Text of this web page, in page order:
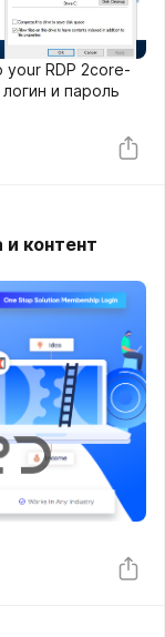
RDP 2core-
и пароль
контент